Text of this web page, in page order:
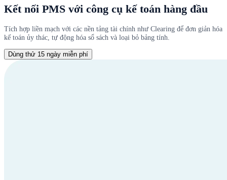
Kết nối PMS với công cụ kế toán hàng đầu
Tích hợp liền mạch với các nền tảng tài chính như Clearing để đơn giản hóa
kế toán ủy thác, tự động hóa sổ sách và loại bỏ bảng tính.
Dùng thử 15 ngày miễn phí